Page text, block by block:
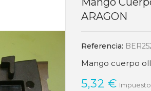
ARAGON
Referencia:
Mango cuerpo
5,32 €